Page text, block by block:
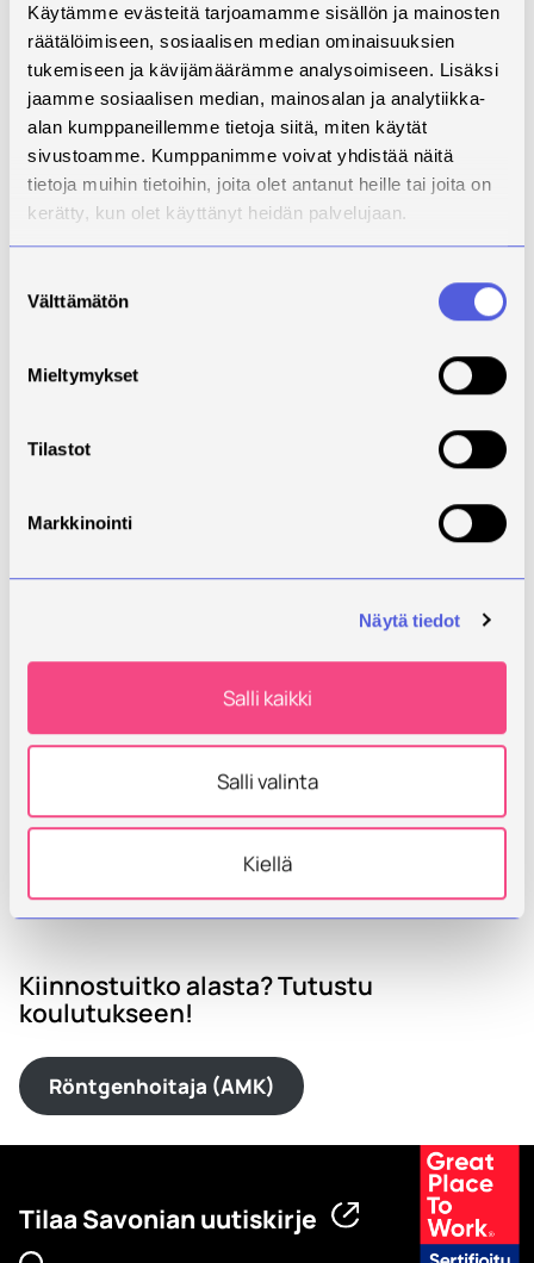
Käytämme evästeitä tarjoamamme sisällön ja mainosten
räätälöimiseen, sosiaalisen median ominaisuuksien
tukemiseen ja kävijämäärämme analysoimiseen. Lisäksi
jaamme sosiaalisen median, mainosalan ja analytiikka-
alan kumppaneillemme tietoja siitä, miten käytät
sivustoamme. Kumppanimme voivat yhdistää näitä
tietoja muihin tietoihin, joita olet antanut heille tai joita on
kerätty, kun olet käyttänyt heidän palvelujaan.
valinta
Välttämätön
Mieltymykset
Tilastot
Markkinointi
Näytä tiedot
Salli kaikki
Salli valinta
Kiellä
avoimella mielellä, kourallisella opiskeluintoa ja
positiivisella asenteella pääsee jo pitkälle. Ei tarvitse
olla mikään matikkanero tai fyysikko, itse pelkäsin
ensin hakea, koska en ole kummaakaan aineessa hyvä
mutta onneksi hain. Hae sinäkin, jos yhtään
kiinnostaa!
Linnea
Kiinnostuitko alasta? Tutustu
koulutukseen!
Röntgenhoitaja (AMK)
Tilaa Savonian uutiskirje